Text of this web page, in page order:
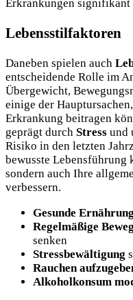
Erkrankungen signifikant
Lebensstilfaktoren
Daneben spielen auch
entscheidende Rolle im
Übergewicht,
einige der
Erkrankung beitragen
geprägt durch Stress und
Risiko in den letzten
bewusste
sondern auch Ihre
verbessern.
Gesunde Ernährung
Regelmäßige
senken
Stressbewältigung
Rauchen
Alkoholkonsum